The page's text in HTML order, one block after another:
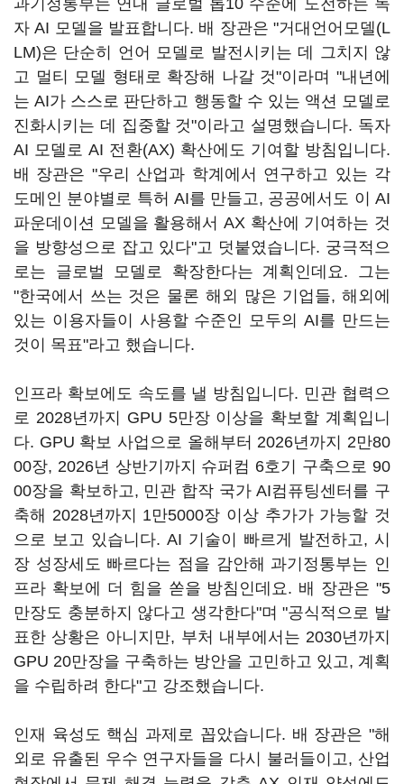
과기정통부는 연내 글로벌 톱10 수준에 도전하는 독
자 AI 모델을 발표합니다. 배 장관은 "거대언어모델(L
LM)은 단순히 언어 모델로 발전시키는 데 그치지 않
고 멀티 모델 형태로 확장해 나갈 것"이라며 "내년에
는 AI가 스스로 판단하고 행동할 수 있는 액션 모델로
진화시키는 데 집중할 것"이라고 설명했습니다. 독자
AI 모델로 AI 전환(AX) 확산에도 기여할 방침입니다.
배 장관은 "우리 산업과 학계에서 연구하고 있는 각
도메인 분야별로 특허 AI를 만들고, 공공에서도 이 AI
파운데이션 모델을 활용해서 AX 확산에 기여하는 것
을 방향성으로 잡고 있다"고 덧붙였습니다. 궁극적으
로는 글로벌 모델로 확장한다는 계획인데요. 그는
"한국에서 쓰는 것은 물론 해외 많은 기업들, 해외에
있는 이용자들이 사용할 수준인 모두의 AI를 만드는
것이 목표"라고 했습니다.
인프라 확보에도 속도를 낼 방침입니다. 민관 협력으
로 2028년까지 GPU 5만장 이상을 확보할 계획입니
다. GPU 확보 사업으로 올해부터 2026년까지 2만80
00장, 2026년 상반기까지 슈퍼컴 6호기 구축으로 90
00장을 확보하고, 민관 합작 국가 AI컴퓨팅센터를 구
축해 2028년까지 1만5000장 이상 추가가 가능할 것
으로 보고 있습니다. AI 기술이 빠르게 발전하고, 시
장 성장세도 빠르다는 점을 감안해 과기정통부는 인
프라 확보에 더 힘을 쏟을 방침인데요. 배 장관은 "5
만장도 충분하지 않다고 생각한다"며 "공식적으로 발
표한 상황은 아니지만, 부처 내부에서는 2030년까지
GPU 20만장을 구축하는 방안을 고민하고 있고, 계획
을 수립하려 한다"고 강조했습니다.
인재 육성도 핵심 과제로 꼽았습니다. 배 장관은 "해
외로 유출된 우수 연구자들을 다시 불러들이고, 산업